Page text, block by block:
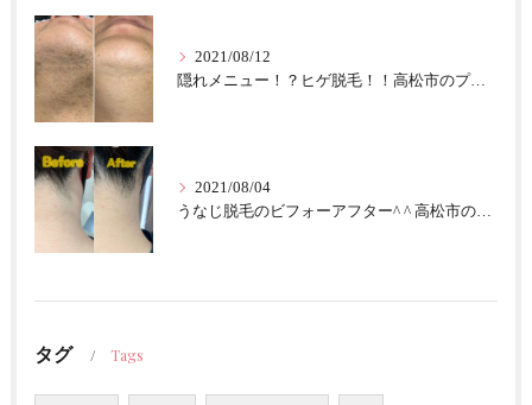
2021/08/12
隠れメニュー！？ヒゲ脱毛！！高松市のプライベートサロンfascil☆
2021/08/04
うなじ脱毛のビフォーアフター^ ^ 高松市のプライベートサロンfascil☆
タグ Tags